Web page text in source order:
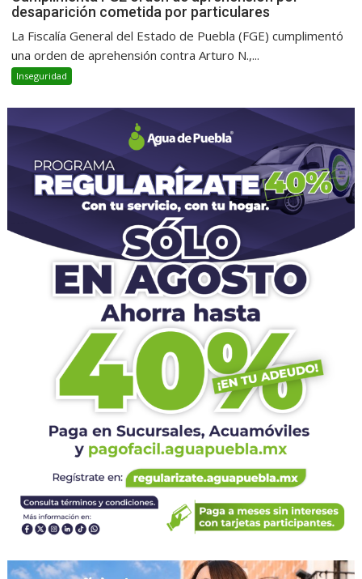
desaparición cometida por particulares
La Fiscalía General del Estado de Puebla (FGE) cumplimentó
una orden de aprehensión contra Arturo N.,...
Inseguridad